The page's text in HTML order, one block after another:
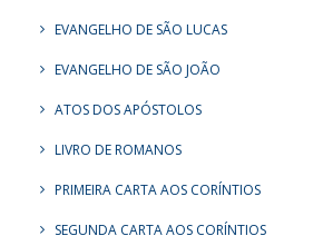
EVANGELHO DE SÃO LUCAS
EVANGELHO DE SÃO JOÃO
ATOS DOS APÓSTOLOS
LIVRO DE ROMANOS
PRIMEIRA CARTA AOS CORÍNTIOS
SEGUNDA CARTA AOS CORÍNTIOS